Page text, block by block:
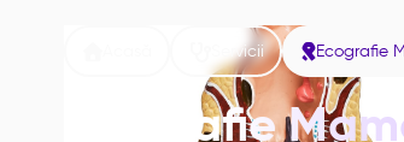
Servicii Ecografie
Ecografie